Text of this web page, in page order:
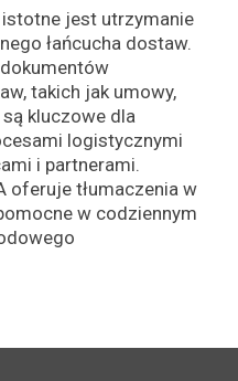
jest utrzymanie
łańcucha dostaw.
takich jak umowy,
kluczowe dla
logistycznymi
i partnerami.
oferuje tłumaczenia w
w codziennym